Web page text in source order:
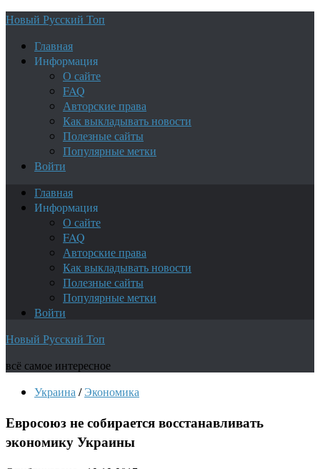
Новый Русский Топ
Главная
Информация
О сайте
FAQ
Авторские права
Как выкладывать новости
Полезные сайты
Популярные метки
Войти
Главная
Информация
О сайте
FAQ
Авторские права
Как выкладывать новости
Полезные сайты
Популярные метки
Войти
Новый Русский Топ
всё самое интересное
Украина / Экономика
Евросоюз не собирается восстанавливать
экономику Украины